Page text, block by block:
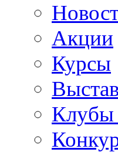
Акции
Курсы
Клубы